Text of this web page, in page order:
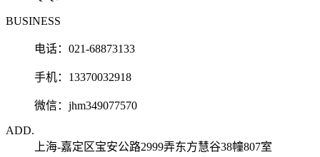
BUSINESS
电话：021-68873133
手机：13370032918
微信：jhm349077570
ADD.
上海-嘉定区宝安公路2999弄东方慧谷38幢807室